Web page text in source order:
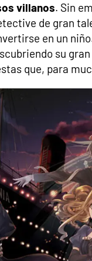
villanos. Sin
de gran
en un
su
que, para